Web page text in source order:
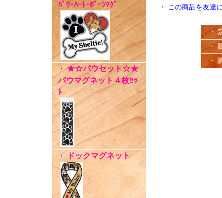
ﾊﾟｳ･ﾊｰﾄ･ﾎﾞｰﾝﾏｸﾞ
・★☆パウセット☆★
パウマグネット４枚ｾｯ
ﾄ
・ドックマグネット
・
この商品を友達
・
・
・